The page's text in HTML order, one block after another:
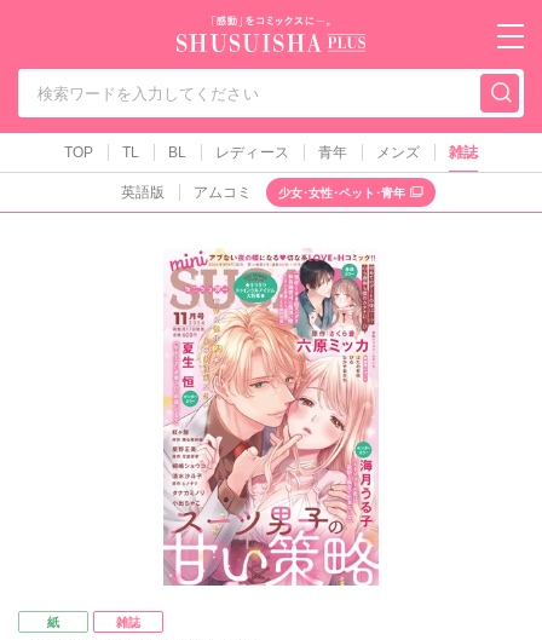
秋水社PLUS（テ
TOP TL BL レディース 青年 メンズ 雑誌
英語版 アムコミ 少女･女性･ペット･青年
紙 雑誌